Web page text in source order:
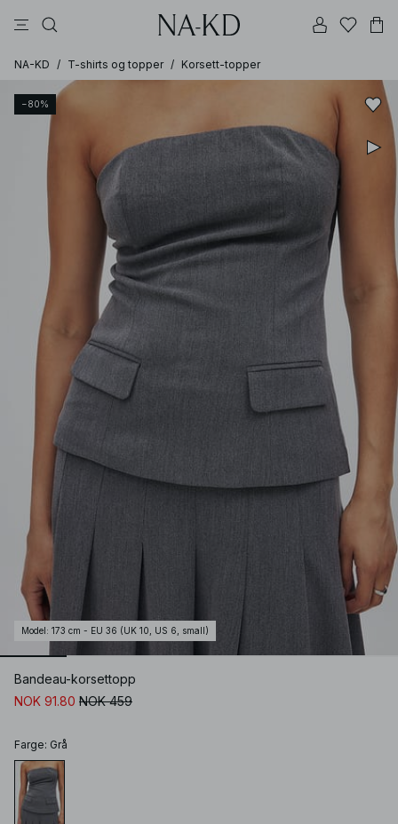
NA-KD / T-shirts og topper / Korsett-topper
−80%
Model : 173 cm - EU 36 (UK 10, US 6, small)
Bandeau-korsettopp
NOK 91.80 NOK 459
Farge: Grå